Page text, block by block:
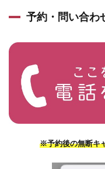
予約・問い合わ
※予約後の無断キ